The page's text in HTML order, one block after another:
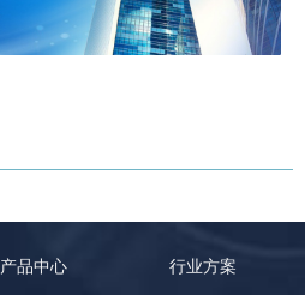
行业方案
产品中心